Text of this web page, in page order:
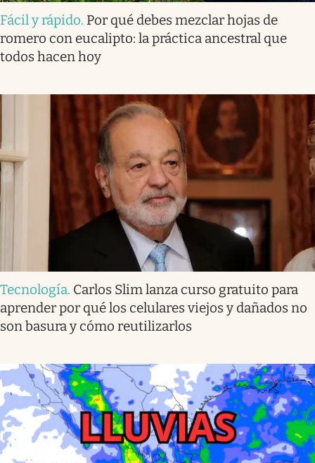
Fácil y rápido. Por qué debes mezclar hojas de
romero con eucalipto: la práctica ancestral que
todos hacen hoy
Tecnología. Carlos Slim lanza curso gratuito para
aprender por qué los celulares viejos y dañados no
son basura y cómo reutilizarlos